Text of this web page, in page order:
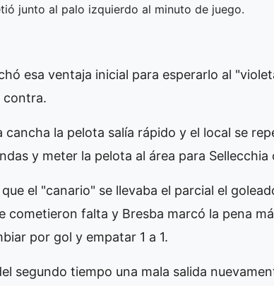
junto al palo izquierdo al minuto de juego.
esa ventaja inicial para esperarlo al
contra.
cancha la pelota salía rápido y el local se
y meter la pelota al área para Sellecchia
el "canario" se llevaba el parcial el
cometieron falta y Bresba marcó la pena
por gol y empatar 1 a 1.
segundo tiempo una mala salida